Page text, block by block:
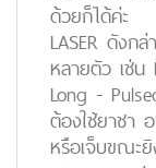
ด้วยก็ได้ค่ะ
LASER ดังก
หลายตัว เช่น
Long -
ต้องใช้ยาชา
หรือเจ็บขณะ